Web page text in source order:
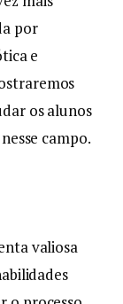
por
e
os alunos
campo.
valiosa